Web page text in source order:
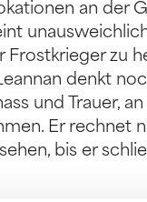
an der
zu
denkt
und Trauer,
Er rechnet
bis er